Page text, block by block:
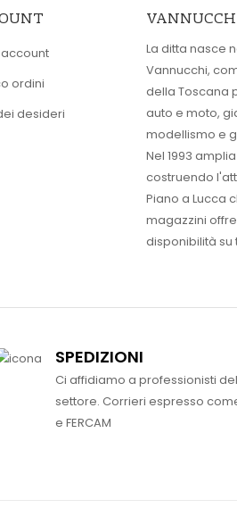
ordini
desideri
La ditta nasce
Vannucchi,
della Toscana
auto e moto,
modellismo e
Nel 1993
costruendo
Piano a Lucca
magazzini
disponibilità su
SPEDIZIONI
Ci affidiamo a professionisti del
settore. Corrieri espresso
e FERCAM